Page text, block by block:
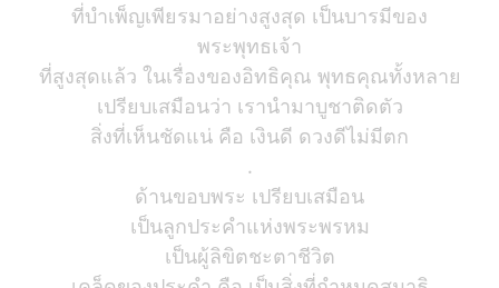
ที่บำเพ็ญเพียรมาอย่างสูงสุด เป็นบารมีของ
พระพุทธเจ้า
ที่สูงสุดแล้ว ในเรื่องของอิทธิคุณ พุทธคุณทั้งหลาย
เปรียบเสมือนว่า เรานำมาบูชาติดตัว
สิ่งที่เห็นชัดแน่ คือ เงินดี ดวงดีไม่มีตก
.
ด้านขอบพระ เปรียบเสมือน
เป็นลูกประคำแห่งพระพรหม
เป็นผู้ลิขิตชะตาชีวิต